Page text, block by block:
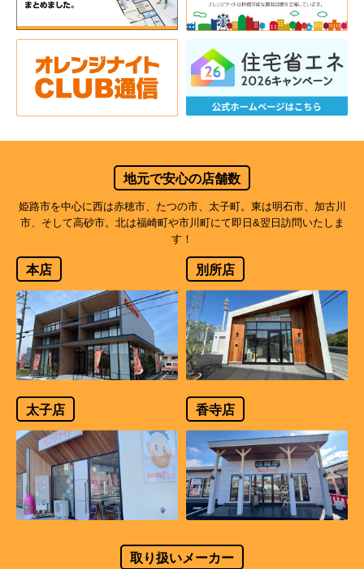
地元で安心の店舗数
姫路市を中心に西は赤穂市、たつの市、太子町。東は明石市、加古川
市、そして高砂市。北は福崎町や市川町にて即日&翌日訪問いたしま
す！
本店 別所店
太子店 香寺店
取り扱いメーカー